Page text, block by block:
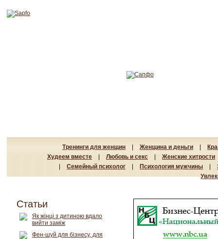
Тренинги для женщин Женщина и деньги
Худеем вместе
Любовь и секс
Женские хитрости
Семейный психолог Психология мужчины
Статьи
Як жінці з дитиною вдало
вийти заміж
Фен-шуй для бізнесу, для